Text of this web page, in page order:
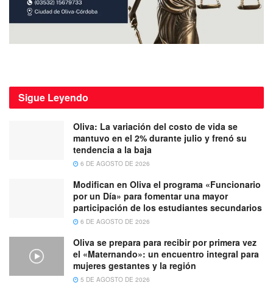
Sigue Leyendo
Oliva: La variación del costo de vida se
mantuvo en el 2% durante julio y frenó su
tendencia a la baja
6 DE AGOSTO DE 2026
Modifican en Oliva el programa «Funcionario
por un Día» para fomentar una mayor
participación de los estudiantes secundarios
6 DE AGOSTO DE 2026
Oliva se prepara para recibir por primera vez
el «Maternando»: un encuentro integral para
mujeres gestantes y la región
5 DE AGOSTO DE 2026